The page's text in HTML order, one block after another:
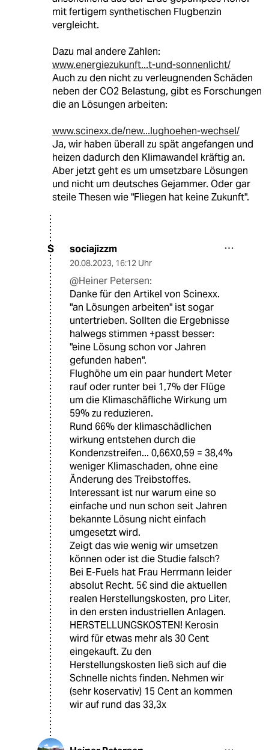
mit fertigem synthetischen Flugbenzin
vergleicht.
Dazu mal andere Zahlen:
www.energiezukunft...t-und-sonnenlicht/
Auch zu den nicht zu verleugnenden Schäden
neben der CO2 Belastung, gibt es Forschungen
die an Lösungen arbeiten:
www.scinexx.de/new...lughoehen-wechsel/
Ja, wir haben überall zu spät angefangen und
heizen dadurch den Klimawandel kräftig an.
Aber jetzt geht es um umsetzbare Lösungen
und nicht um deutsches Gejammer. Oder gar
steile Thesen wie "Fliegen hat keine Zukunft".
S sociajizzm
20.08.2023, 16:12 Uhr
@Heiner Petersen:
Danke für den Artikel von Scinexx.
"an Lösungen arbeiten" ist sogar
untertrieben. Sollten die Ergebnisse
halwegs stimmen +passt besser:
"eine Lösung schon vor Jahren
gefunden haben".
Flughöhe um ein paar hundert Meter
rauf oder runter bei 1,7% der Flüge
um die Klimaschäfliche Wirkung um
59% zu reduzieren.
Rund 66% der klimaschädlichen
wirkung entstehen durch die
Kondenzstreifen... 0,66X0,59 = 38,4%
weniger Klimaschaden, ohne eine
Änderung des Treibstoffes.
Interessant ist nur warum eine so
einfache und nun schon seit Jahren
bekannte Lösung nicht einfach
umgesetzt wird.
Zeigt das wie wenig wir umsetzen
können oder ist die Studie falsch?
Bei E-Fuels hat Frau Herrmann leider
absolut Recht. 5€ sind die aktuellen
realen Herstellungskosten, pro Liter,
in den ersten industriellen Anlagen.
HERSTELLUNGSKOSTEN! Kerosin
wird für etwas mehr als 30 Cent
eingekauft. Zu den
Herstellungskosten ließ sich auf die
Schnelle nichts finden. Nehmen wir
(sehr koservativ) 15 Cent an kommen
wir auf rund das 33,3x